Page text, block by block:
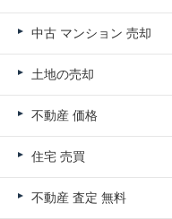
中古 マンション 売却
土地の売却
不動産 価格
住宅 売買
不動産 査定 無料